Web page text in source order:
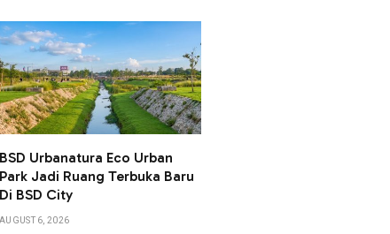
BSD Urbanatura Eco Urban
Park Jadi Ruang Terbuka Baru
Di BSD City
AUGUST 6, 2026